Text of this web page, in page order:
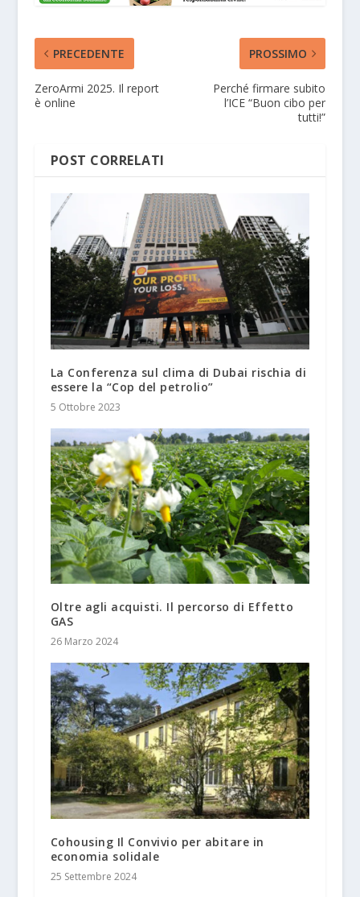
PRECEDENTE
ZeroArmi 2025. Il report
è online
PROSSIMO
Perché firmare subito
l’ICE “Buon cibo per
tutti!”
POST CORRELATI
La Conferenza sul clima di Dubai rischia di
essere la “Cop del petrolio”
5 Ottobre 2023
Oltre agli acquisti. Il percorso di Effetto
GAS
26 Marzo 2024
Cohousing Il Convivio per abitare in
economia solidale
25 Settembre 2024